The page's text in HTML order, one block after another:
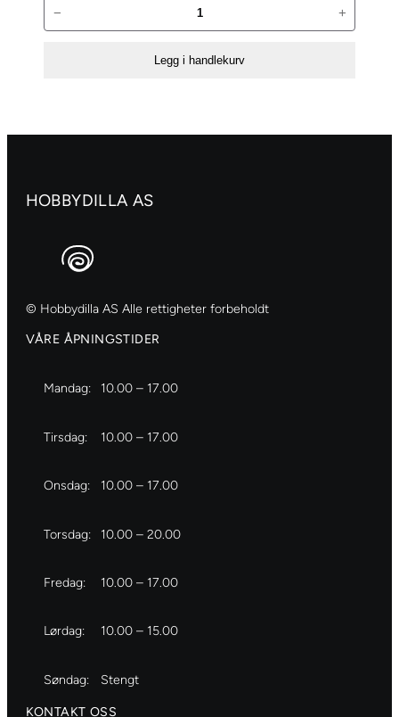
Rispapir
− +
Legg i handlekurv
HOBBYDILLA AS
© Hobbydilla AS Alle rettigheter forbeholdt
VÅRE ÅPNINGSTIDER
Mandag: 10.00 – 17.00
Tirsdag: 10.00 – 17.00
Onsdag: 10.00 – 17.00
Torsdag: 10.00 – 20.00
Fredag: 10.00 – 17.00
Lørdag: 10.00 – 15.00
Søndag: Stengt
KONTAKT OSS